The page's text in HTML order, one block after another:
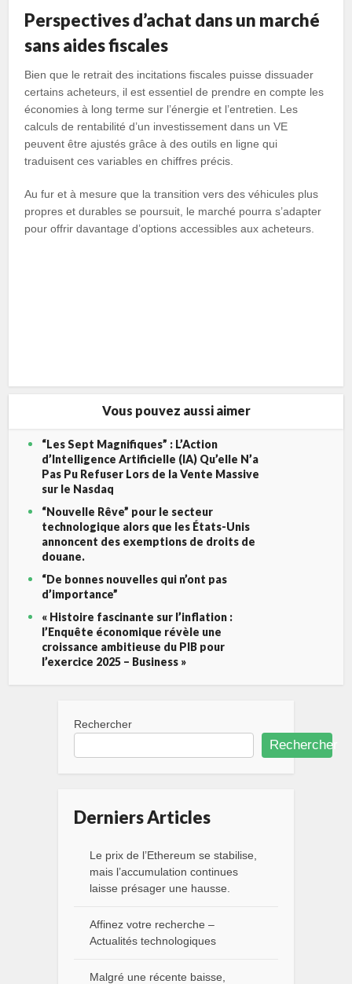
Perspectives d’achat dans un marché
sans aides fiscales
Bien que le retrait des incitations fiscales puisse dissuader
certains acheteurs, il est essentiel de prendre en compte les
économies à long terme sur l’énergie et l’entretien. Les
calculs de rentabilité d’un investissement dans un VE
peuvent être ajustés grâce à des outils en ligne qui
traduisent ces variables en chiffres précis.
Au fur et à mesure que la transition vers des véhicules plus
propres et durables se poursuit, le marché pourra s’adapter
pour offrir davantage d’options accessibles aux acheteurs.
Vous pouvez aussi aimer
“Les Sept Magnifiques” : L’Action
d’Intelligence Artificielle (IA) Qu’elle N’a
Pas Pu Refuser Lors de la Vente Massive
sur le Nasdaq
“Nouvelle Rêve” pour le secteur
technologique alors que les États-Unis
annoncent des exemptions de droits de
douane.
“De bonnes nouvelles qui n’ont pas
d’importance”
« Histoire fascinante sur l’inflation :
l’Enquête économique révèle une
croissance ambitieuse du PIB pour
l’exercice 2025 – Business »
Rechercher
Rechercher
Derniers Articles
Le prix de l’Ethereum se stabilise,
mais l’accumulation continues
laisse présager une hausse.
Affinez votre recherche –
Actualités technologiques
Malgré une récente baisse,